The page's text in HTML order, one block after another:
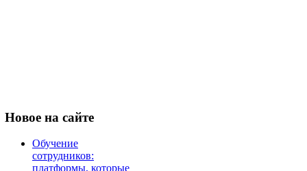
Новое на сайте
Обучение
сотрудников:
платформы, которые